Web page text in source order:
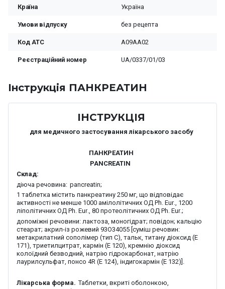
Країна Україна
Умови відпуску без рецепта
Код ATC A09AA02
Реєстраційний номер UA/0337/01/03
Iнструкція ПАНКРЕАТИН
ІНСТРУКЦІЯ
для медичного застосування лікарського засобу
ПАНКРЕАТИН
PANCREATIN
Склад:
діюча речовина: pancreatin;
1 таблетка містить панкреатину 250 мг, що відповідає
активності не менше 1000 амілолітичних ОД Ph. Eur., 1200
ліполітичних ОД Ph. Eur., 80 протеолітичних ОД Ph. Eur.;
допоміжні речовини: лактоза, моногідрат; повідон; кальцію
стеарат; акрил-із рожевий 93О34055 [суміш речовин:
метакрилатний сополімер (тип С), тальк, титану діоксид (Е
171), триетилцитрат, кармін (Е 120), кремнію діоксид
колоїдний безводний, натрію гідрокарбонат, натрію
лаурилсульфат, понсо 4R (Е 124), індигокармін (Е 132)].
Лікарська форма. Таблетки, вкриті оболонкою,